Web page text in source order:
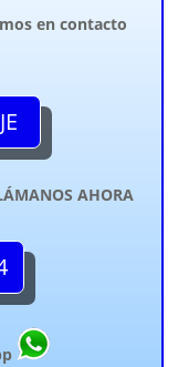
en contacto
AHORA